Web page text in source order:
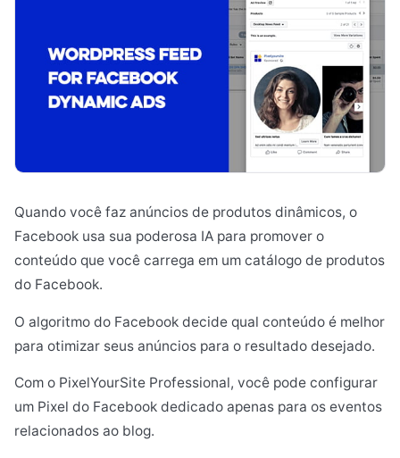
Quando você faz anúncios de produtos dinâmicos, o
Facebook usa sua poderosa IA para promover o
conteúdo que você carrega em um catálogo de produtos
do Facebook.
O algoritmo do Facebook decide qual conteúdo é melhor
para otimizar seus anúncios para o resultado desejado.
Com o PixelYourSite Professional, você pode configurar
um Pixel do Facebook dedicado apenas para os eventos
relacionados ao blog.